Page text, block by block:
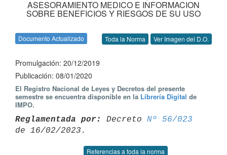
ASESORAMIENTO MEDICO E INFORMACION
SOBRE BENEFICIOS Y RIESGOS DE SU USO
Documento Actualizado Toda la Norma Ver Imagen del D.O.
Promulgación: 20/12/2019
Publicación: 08/01/2020
El Registro Nacional de Leyes y Decretos del presente
semestre se encuentra disponible en la Librería Digital de
IMPO.
Reglamentada por: Decreto Nº 56/023
Referencias a toda la norma